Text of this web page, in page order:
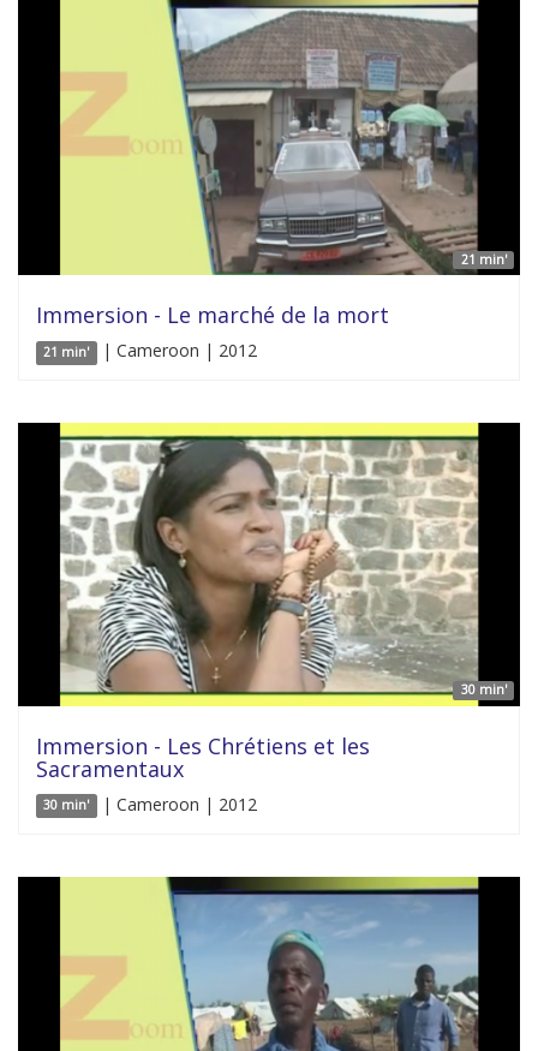
21 min'
Immersion - Le marché de la mort
21 min' | Cameroon | 2012
30 min'
Immersion - Les Chrétiens et les
Sacramentaux
30 min' | Cameroon | 2012